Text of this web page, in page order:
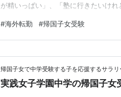
が精いっぱい」、「塾に行きたいけ
しいことばかりじゃない経験しまし
人になって感じてもらうしかないの
#海外転勤 #帰国子女受験
帰国子女で中学受験する子を応援するサラ
実践女子学園中学の帰国子女